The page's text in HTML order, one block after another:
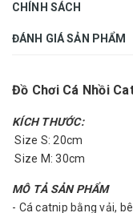
CHÍNH SÁCH
ĐÁNH GIÁ SẢN PHẨM
Đồ Chơi Cá Nhồi
KÍCH THƯỚC:
Size S: 20cm
Size M: 30cm
MÔ TẢ SẢN PHẨM
- Cá catnip bằng vải,